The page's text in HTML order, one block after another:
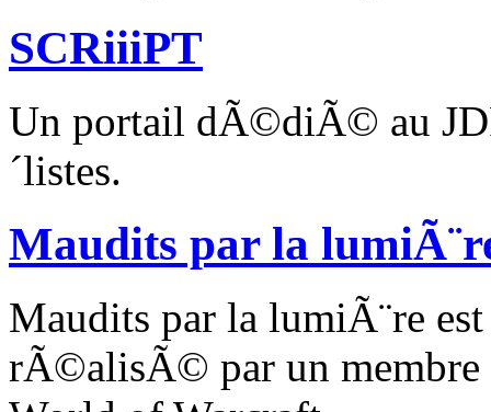
SCRiiiPT
Un portail dÃ©diÃ© au
´listes.
Maudits par la
Maudits par la lumiÃ¨re
rÃ©alisÃ© par un membre